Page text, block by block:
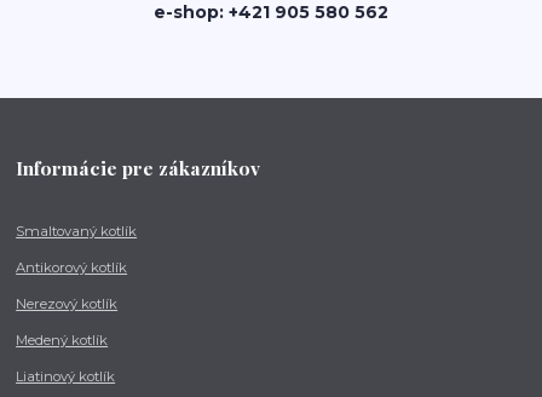
e-shop: +421 905 580 562
Informácie pre zákazníkov
Smaltovaný kotlík
Antikorový kotlík
Nerezový kotlík
Medený kotlík
Liatinový kotlík